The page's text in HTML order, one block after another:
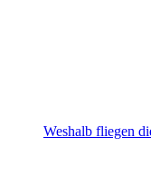
Weshalb fliegen